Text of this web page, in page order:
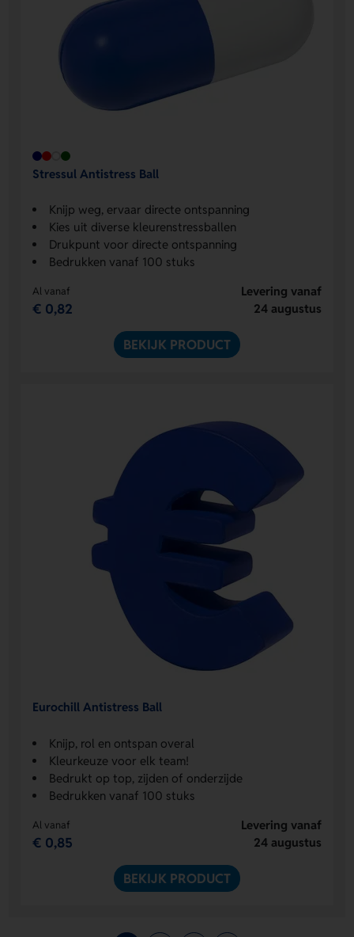
Stressul Antistress Ball
Knijp weg, ervaar directe ontspanning
Kies uit diverse kleurenstressballen
Drukpunt voor directe ontspanning
Bedrukken vanaf 100 stuks
Al vanaf
€ 0,82
Levering vanaf
24 augustus
BEKIJK PRODUCT
Eurochill Antistress Ball
Knijp, rol en ontspan overal
Kleurkeuze voor elk team!
Bedrukt op top, zijden of onderzijde
Bedrukken vanaf 100 stuks
Al vanaf
€ 0,85
Levering vanaf
24 augustus
BEKIJK PRODUCT